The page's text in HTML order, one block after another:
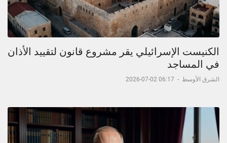
الكنيست الإسرائيلي يقر مشروع قانون لتقييد الأذان
في المساجد
الشرق الأوسط -
06:17 02-07-2026